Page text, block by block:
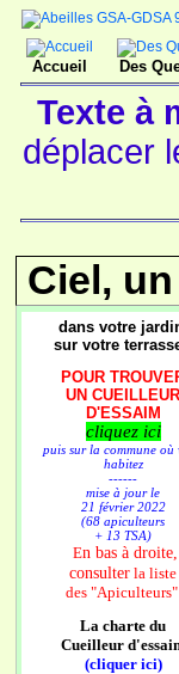
Accueil Des
Texte à
déplacer
Ciel,
dans votre
sur votre
POUR
UN CUEILLEUR
D'ESSAIM
cliquez ici
puis sur la commune où
habitez
------
mise à jour le
21 février 2022
(68 apiculteurs
+ 13 TSA)
En bas à droite,
consulter la liste
des "Apiculteurs"
La charte du
Cueilleur
(cliquer ici)